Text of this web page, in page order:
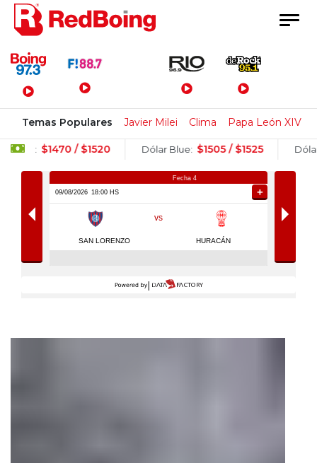
Menú Principal
Temas Populares Javier Milei Clima Papa León XIV
/ $1520 Dólar Blue: $1505 / $1525 Dólar Bolsa: